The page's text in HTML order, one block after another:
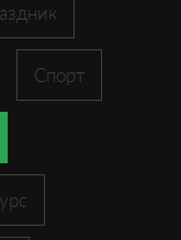
Спорт